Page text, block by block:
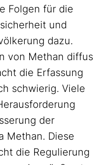
Folgen für die
und
dazu.
von Methan diffus
die Erfassung
schwierig. Viele
der
Methan. Diese
die Regulierung